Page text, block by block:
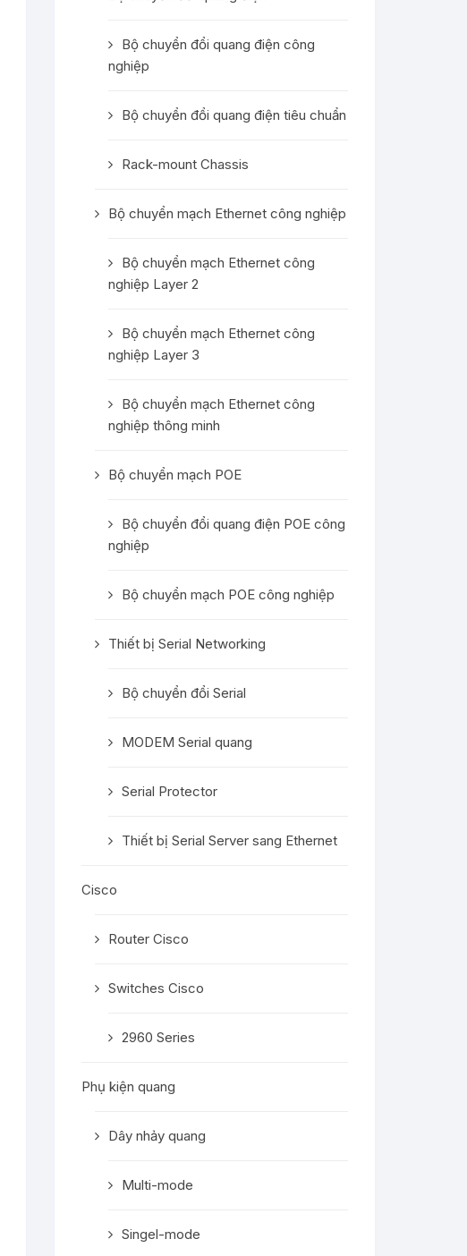
Bộ chuyển đổi quang điện công
nghiệp
Bộ chuyển đổi quang điện tiêu chuẩn
Rack-mount Chassis
Bộ chuyển mạch Ethernet công nghiệp
Bộ chuyển mạch Ethernet công
nghiệp Layer 2
Bộ chuyển mạch Ethernet công
nghiệp Layer 3
Bộ chuyển mạch Ethernet công
nghiệp thông minh
Bộ chuyển mạch POE
Bộ chuyển đổi quang điện POE công
nghiệp
Bộ chuyển mạch POE công nghiệp
Thiết bị Serial Networking
Bộ chuyển đổi Serial
MODEM Serial quang
Serial Protector
Thiết bị Serial Server sang Ethernet
Cisco
Router Cisco
Switches Cisco
2960 Series
Phụ kiện quang
Dây nhảy quang
Multi-mode
Singel-mode